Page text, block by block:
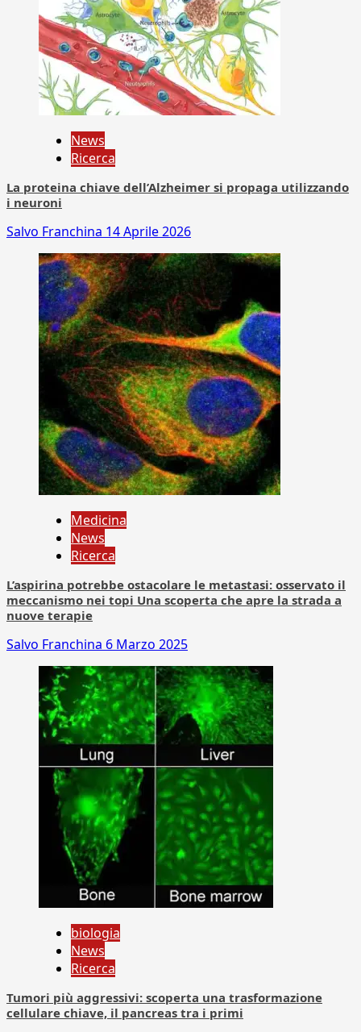
News
Ricerca
La proteina chiave dell’Alzheimer si propaga utilizzando
i neuroni
Salvo Franchina 14 Aprile 2026
Medicina
News
Ricerca
L’aspirina potrebbe ostacolare le metastasi: osservato il
meccanismo nei topi Una scoperta che apre la strada a
nuove terapie
Salvo Franchina 6 Marzo 2025
biologia
News
Ricerca
Tumori più aggressivi: scoperta una trasformazione
cellulare chiave, il pancreas tra i primi